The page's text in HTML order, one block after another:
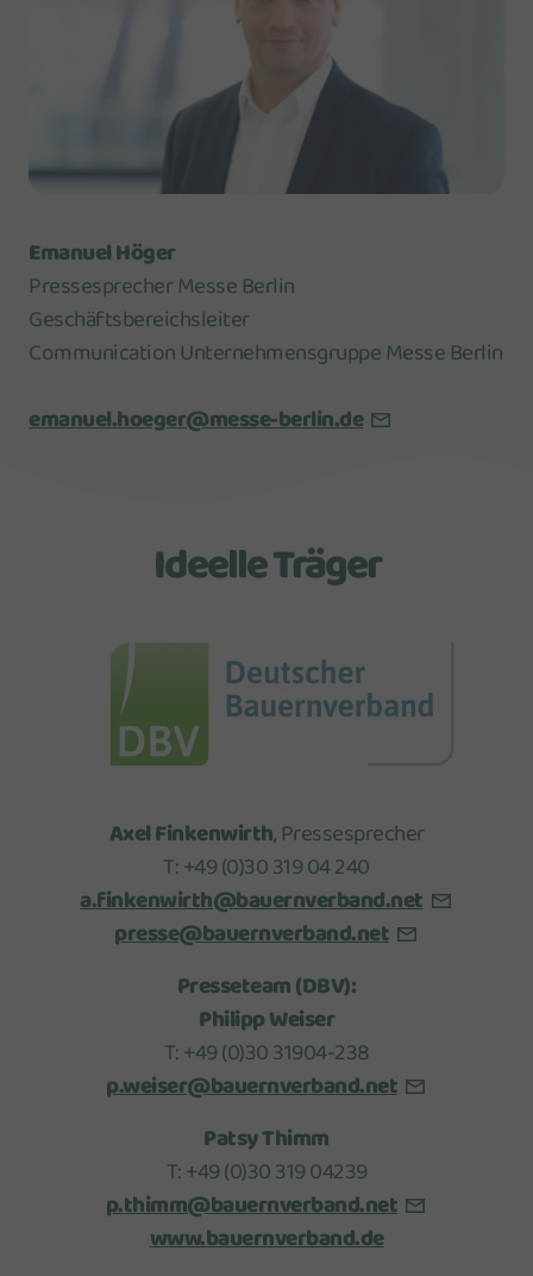
Emanuel Höger
Pressesprecher Messe Berlin
Geschäftsbereichsleiter
Communication Unternehmensgruppe Messe Berlin
emanuel.hoeger@messe-berlin.de
Ideelle Träger
Axel Finkenwirth, Pressesprecher
T: +49 (0)30 319 04 240
a.finkenwirth@bauernverband.net
presse@bauernverband.net
Presseteam (DBV):
Philipp Weiser
T: +49 (0)30 31904-238
p.weiser@bauernverband.net
Patsy Thimm
T: +49 (0)30 319 04239
p.thimm@bauernverband.net
www.bauernverband.de